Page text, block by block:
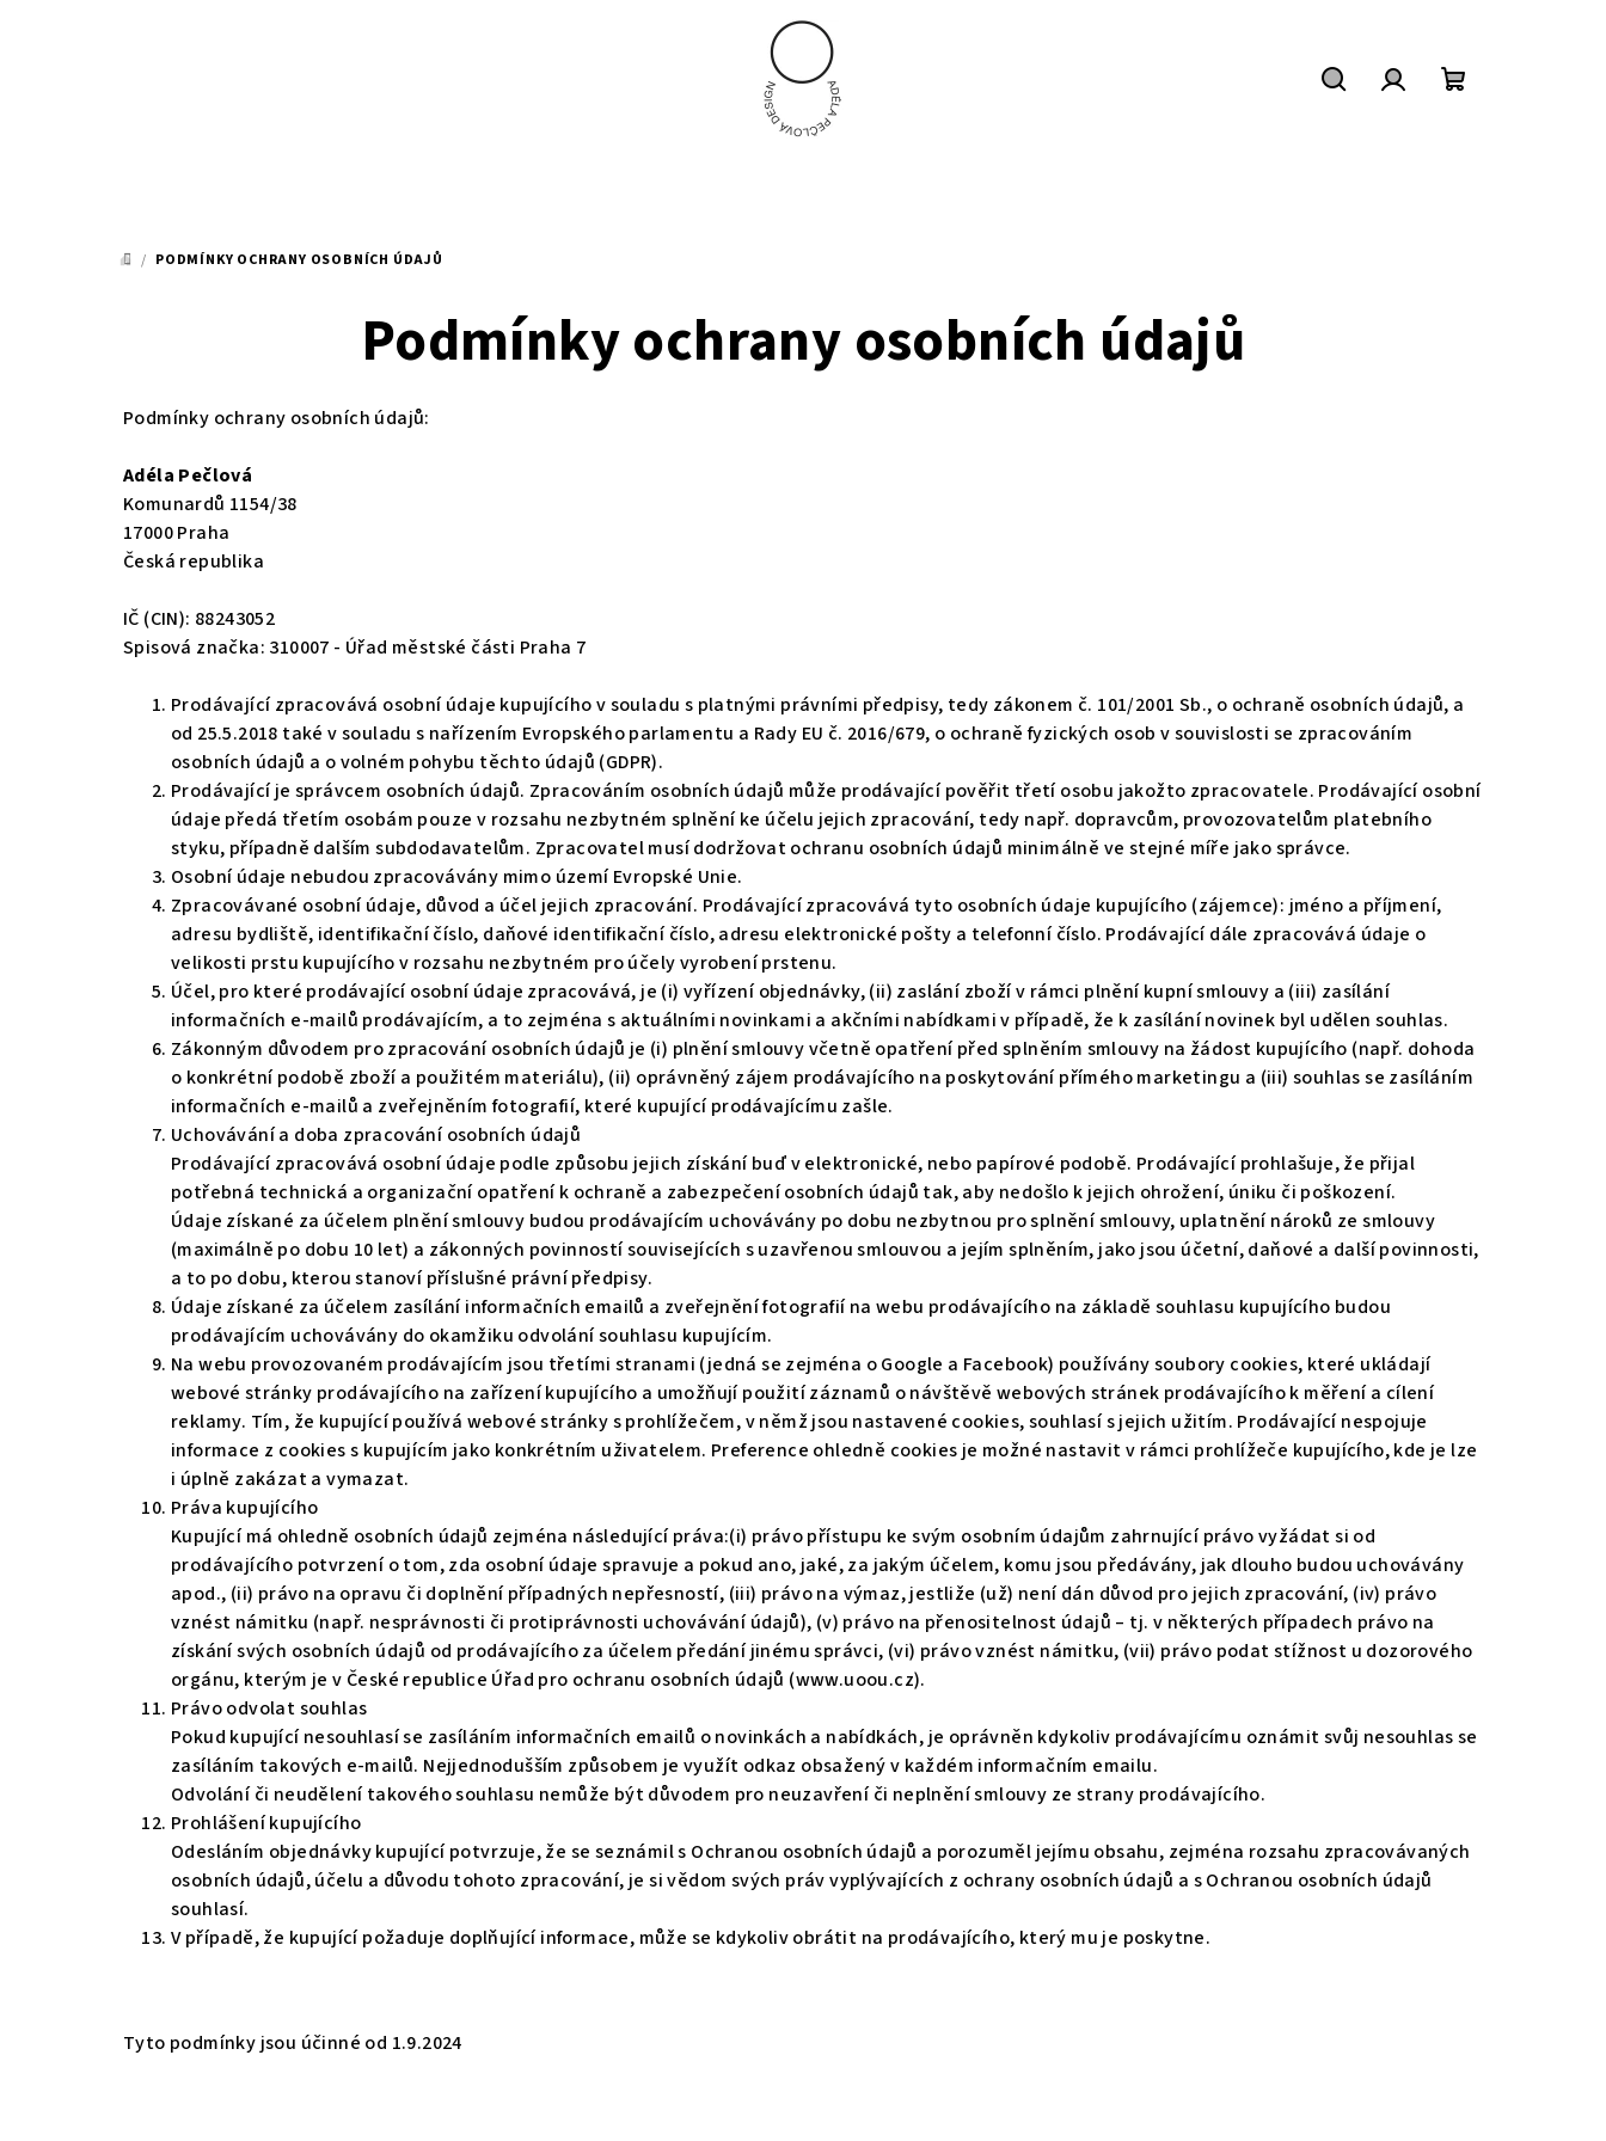
DOMŮ
/ PODMÍNKY OCHRANY OSOBNÍCH ÚDAJŮ
Podmínky ochrany osobních údajů
Podmínky ochrany osobních údajů:
Adéla Pečlová
Komunardů 1154/38
17000 Praha
Česká republika
IČ (CIN): 88243052
Spisová značka: 310007 - Úřad městské části Praha 7
Prodávající zpracovává osobní údaje kupujícího v souladu s platnými právními předpisy, tedy zákonem č. 101/2001 Sb., o ochraně osobních údajů, a
od 25.5.2018 také v souladu s nařízením Evropského parlamentu a Rady EU č. 2016/679, o ochraně fyzických osob v souvislosti se zpracováním
osobních údajů a o volném pohybu těchto údajů (GDPR).
Prodávající je správcem osobních údajů. Zpracováním osobních údajů může prodávající pověřit třetí osobu jakožto zpracovatele. Prodávající osobní
údaje předá třetím osobám pouze v rozsahu nezbytném splnění ke účelu jejich zpracování, tedy např. dopravcům, provozovatelům platebního
styku, případně dalším subdodavatelům. Zpracovatel musí dodržovat ochranu osobních údajů minimálně ve stejné míře jako správce.
Osobní údaje nebudou zpracovávány mimo území Evropské Unie.
Zpracovávané osobní údaje, důvod a účel jejich zpracování. Prodávající zpracovává tyto osobních údaje kupujícího (zájemce): jméno a příjmení,
adresu bydliště, identifikační číslo, daňové identifikační číslo, adresu elektronické pošty a telefonní číslo. Prodávající dále zpracovává údaje o
velikosti prstu kupujícího v rozsahu nezbytném pro účely vyrobení prstenu.
Účel, pro které prodávající osobní údaje zpracovává, je (i) vyřízení objednávky, (ii) zaslání zboží v rámci plnění kupní smlouvy a (iii) zasílání
informačních e-mailů prodávajícím, a to zejména s aktuálními novinkami a akčními nabídkami v případě, že k zasílání novinek byl udělen souhlas.
Zákonným důvodem pro zpracování osobních údajů je (i) plnění smlouvy včetně opatření před splněním smlouvy na žádost kupujícího (např. dohoda
o konkrétní podobě zboží a použitém materiálu), (ii) oprávněný zájem prodávajícího na poskytování přímého marketingu a (iii) souhlas se zasíláním
informačních e-mailů a zveřejněním fotografií, které kupující prodávajícímu zašle.
Uchovávání a doba zpracování osobních údajů
Prodávající zpracovává osobní údaje podle způsobu jejich získání buď v elektronické, nebo papírové podobě. Prodávající prohlašuje, že přijal
potřebná technická a organizační opatření k ochraně a zabezpečení osobních údajů tak, aby nedošlo k jejich ohrožení, úniku či poškození.
Údaje získané za účelem plnění smlouvy budou prodávajícím uchovávány po dobu nezbytnou pro splnění smlouvy, uplatnění nároků ze smlouvy
(maximálně po dobu 10 let) a zákonných povinností souvisejících s uzavřenou smlouvou a jejím splněním, jako jsou účetní, daňové a další povinnosti,
a to po dobu, kterou stanoví příslušné právní předpisy.
Údaje získané za účelem zasílání informačních emailů a zveřejnění fotografií na webu prodávajícího na základě souhlasu kupujícího budou
prodávajícím uchovávány do okamžiku odvolání souhlasu kupujícím.
Na webu provozovaném prodávajícím jsou třetími stranami (jedná se zejména o Google a Facebook) používány soubory cookies, které ukládají
webové stránky prodávajícího na zařízení kupujícího a umožňují použití záznamů o návštěvě webových stránek prodávajícího k měření a cílení
reklamy. Tím, že kupující používá webové stránky s prohlížečem, v němž jsou nastavené cookies, souhlasí s jejich užitím. Prodávající nespojuje
informace z cookies s kupujícím jako konkrétním uživatelem. Preference ohledně cookies je možné nastavit v rámci prohlížeče kupujícího, kde je lze
i úplně zakázat a vymazat.
Práva kupujícího
Kupující má ohledně osobních údajů zejména následující práva:(i) právo přístupu ke svým osobním údajům zahrnující právo vyžádat si od
prodávajícího potvrzení o tom, zda osobní údaje spravuje a pokud ano, jaké, za jakým účelem, komu jsou předávány, jak dlouho budou uchovávány
apod., (ii) právo na opravu či doplnění případných nepřesností, (iii) právo na výmaz, jestliže (už) není dán důvod pro jejich zpracování, (iv) právo
vznést námitku (např. nesprávnosti či protiprávnosti uchovávání údajů), (v) právo na přenositelnost údajů – tj. v některých případech právo na
získání svých osobních údajů od prodávajícího za účelem předání jinému správci, (vi) právo vznést námitku, (vii) právo podat stížnost u dozorového
orgánu, kterým je v České republice Úřad pro ochranu osobních údajů (www.uoou.cz).
Právo odvolat souhlas
Pokud kupující nesouhlasí se zasíláním informačních emailů o novinkách a nabídkách, je oprávněn kdykoliv prodávajícímu oznámit svůj nesouhlas se
zasíláním takových e-mailů. Nejjednodušším způsobem je využít odkaz obsažený v každém informačním emailu.
Odvolání či neudělení takového souhlasu nemůže být důvodem pro neuzavření či neplnění smlouvy ze strany prodávajícího.
Prohlášení kupujícího
Odesláním objednávky kupující potvrzuje, že se seznámil s Ochranou osobních údajů a porozuměl jejímu obsahu, zejména rozsahu zpracovávaných
osobních údajů, účelu a důvodu tohoto zpracování, je si vědom svých práv vyplývajících z ochrany osobních údajů a s Ochranou osobních údajů
souhlasí.
V případě, že kupující požaduje doplňující informace, může se kdykoliv obrátit na prodávajícího, který mu je poskytne.
Tyto podmínky jsou účinné od 1.9.2024